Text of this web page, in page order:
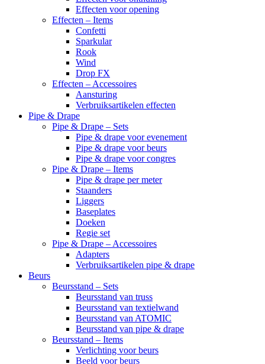
Effecten voor opening
Effecten – Items
Confetti
Sparkular
Rook
Wind
Drop FX
Effecten – Accessoires
Aansturing
Verbruiksartikelen effecten
Pipe & Drape
Pipe & Drape – Sets
Pipe & drape voor evenement
Pipe & drape voor beurs
Pipe & drape voor congres
Pipe & Drape – Items
Pipe & drape per meter
Staanders
Liggers
Baseplates
Doeken
Regie set
Pipe & Drape – Accessoires
Adapters
Verbruiksartikelen pipe & drape
Beurs
Beursstand – Sets
Beursstand van truss
Beursstand van textielwand
Beursstand van ATOMIC
Beursstand van pipe & drape
Beursstand – Items
Verlichting voor beurs
Beeld voor beurs